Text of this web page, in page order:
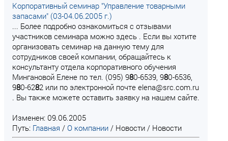
Корпоративный семинар "Управление товарными
запасами" (03-04.06.2005 г.)
... Более подробно ознакомиться с отзывами
участников семинара можно здесь . Если вы хотите
организовать семинар на данную тему для
сотрудников своей компании, обращайтесь к
консультанту отдела корпоративного обучения
Мингановой Елене по тел. (095) 980-6539, 980-6536,
980-6282 или по электронной почте elena@src.com.ru
. Вы также можете оставить заявку на нашем сайте.
Изменен: 09.06.2005
Путь: Главная / О компании / Новости / Новости